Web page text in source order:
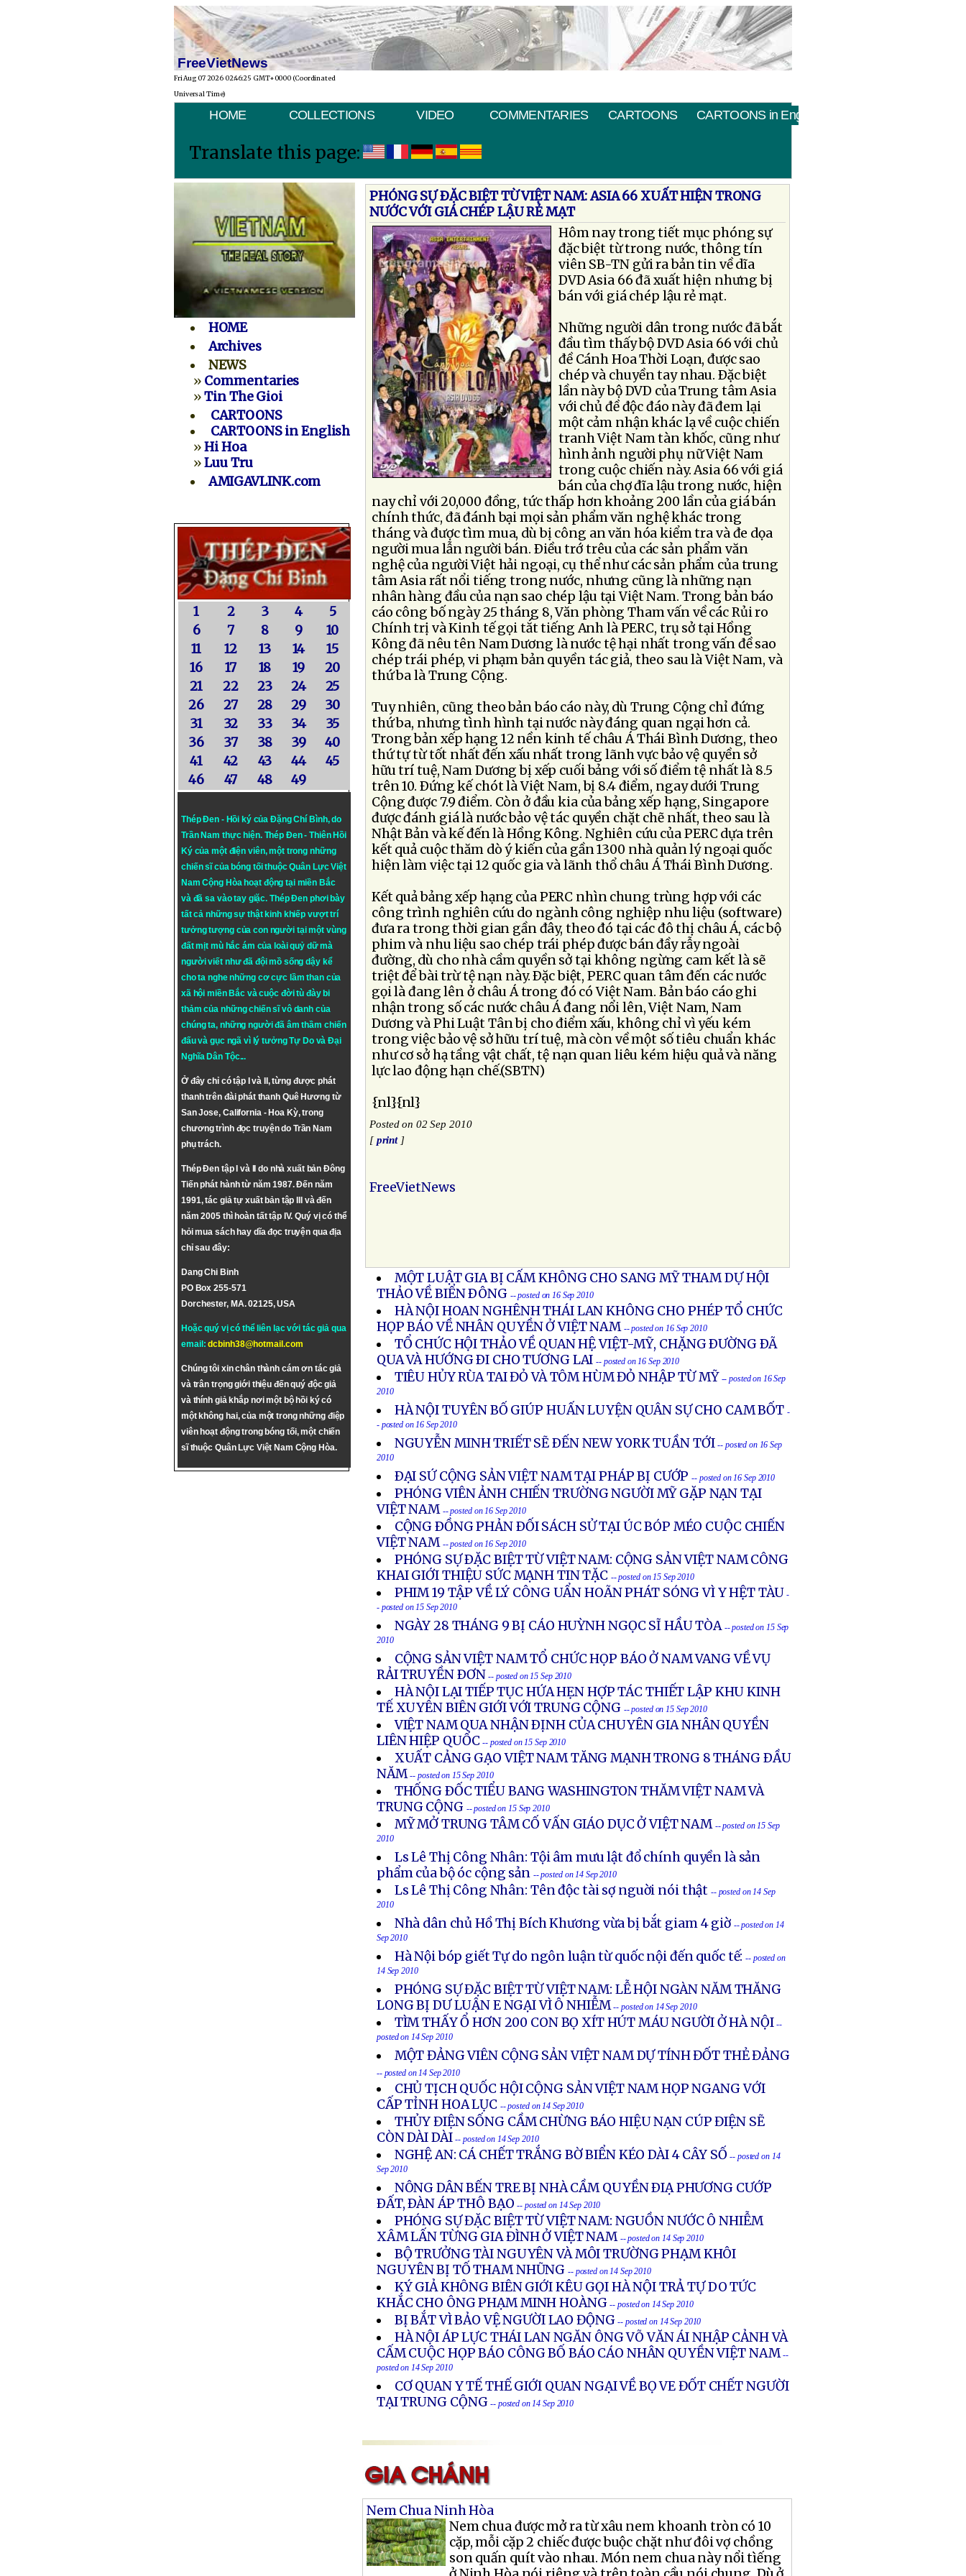
FreeVietNews
Fri Aug 07 2026 02:46:25 GMT+0000 (Coordinated
Universal Time)
HOME COLLECTIONS VIDEO COMMENTARIES CARTOONS CARTOONS in English
Translate this page:
HOME
Archives
NEWS
» Commentaries
»Tin The Gioi
CARTOONS
CARTOONS in English
»Hi Hoa
»Luu Tru
AMIGAVLINK.com
1 2 3 4
5
6
7 8 9
10
11
12 13 14
15
16
17 18 19
20
21
22 23 24
25
26
27 28 29
30
31
32 33 34
35
36
37 38 39
40
41
42 43 44
45
46
47 48 49
Thép Đen - Hồi ký của Đặng Chí Bình, do
Trần Nam thực hiện. Thép Đen- Thiên Hồi
Ký của một điện viên, một trong những
chiến sĩ của bóng tối thuộc Quân Lực Việt
Nam Cộng Hòa hoạt động tại miền Bắc
và đã sa vào tay giặc. Thép Đen phơi bày
tất cả những sự thật kinh khiếp vượt trí
tưởng tượng của con người tại một vùng
đất mịt mù hắc ám của loài quỷ dữ mà
người viết như đã đội mồ sống dậy kể
cho ta nghe những cơ cực lầm than của
xã hội miền Bắc và cuộc đời tù đày bi
thảm của những chiến sĩ vô danh của
chúng ta, những người đã âm thầm chiến
đấu và gục ngã vì lý tưởngTự DovàĐại
Nghĩa Dân Tộc...
Ở đây chỉ có tập I và II, từng được phát
thanh trên đài phát thanh Quê Hương từ
San Jose, California - Hoa Kỳ, trong
chương trình đọc truyện do Trần Nam
phụ trách.
Thép Đen tập I và II do nhà xuất bản Đông
Tiến phát hành từ năm 1987. Đến năm
1991, tác giả tự xuất bản tập III và đến
năm 2005 thì hoàn tất tập IV. Quý vị có thể
hỏi mua sách hay dĩa đọc truyện qua địa
chỉ sau đây:
Dang Chi Binh
PO Box 255-571
Dorchester, MA. 02125, USA
Hoặc quý vị có thể liên lạc với tác giả qua
email:dcbinh38@hotmail.com
Chúng tôi xin chân thành cám ơn tác giả
và trân trọng giới thiệu đến quý độc giả
và thính giả khắp nơi một bộ hồi ký có
một không hai, của một trong những điệp
viên hoạt động trong bóng tối, một chiến
sĩ thuộc Quân Lực Việt Nam Cộng Hòa.
PHÓNG SỰ ÐẶC BIỆT TỪ VIỆT NAM: ASIA 66 XUẤT HIỆN TRONG
NƯỚC VỚI GIÁ CHÉP LẬU RẺ MẠT
Hôm nay trong tiết mục phóng sự
đặc biệt từ trong nước, thông tín
viên SB-TN gửi ra bản tin về dĩa
DVD Asia 66 đã xuất hiện nhưng bị
bán với giá chép lậu rẻ mạt.
Những người dân trong nước đã bắt
đầu tìm thấy bộ DVD Asia 66 với chủ
đề Cánh Hoa Thời Loạn, được sao
chép và chuyền tay nhau. Ðặc biệt
lần này bộ DVD của Trung tâm Asia
với chủ đề độc đáo này đã đem lại
một cảm nhận khác lạ về cuộc chiến
tranh Việt Nam tàn khốc, cũng như
hình ảnh người phụ nữ Việt Nam
trong cuộc chiến này. Asia 66 với giá
bán của chợ đĩa lậu trong nước, hiện
nay chỉ với 20,000 đồng, tức thấp hơn khoảng 200 lần của giá bán
chính thức, đã đánh bại mọi sản phẩm văn nghệ khác trong
tháng và được tìm mua, dù bị công an văn hóa kiểm tra và đe dọa
người mua lẫn người bán. Ðiều trớ trêu của các sản phẩm văn
nghệ của người Việt hải ngoại, cụ thể như các sản phẩm của trung
tâm Asia rất nổi tiếng trong nước, nhưng cũng là những nạn
nhân hàng đầu của nạn sao chép lậu tại Việt Nam. Trong bản báo
cáo công bố ngày 25 tháng 8, Văn phòng Tham vấn về các Rủi ro
Chính trị và Kinh tế gọi tắt tiếng Anh là PERC, trụ sở tại Hồng
Kông đã nêu tên Nam Dương là nước tệ hại nhất trong vấn đề sao
chép trái phép, vi phạm bản quyền tác giả, theo sau là Việt Nam, và
thứ ba là Trung Cộng.
Tuy nhiên, cũng theo bản báo cáo này, dù Trung Cộng chỉ đứng
thứ ba, nhưng tình hình tại nước này đáng quan ngại hơn cả.
Trong bản xếp hạng 12 nền kinh tế châu Á Thái Bình Dương, theo
thứ tự từ tốt nhất đến xấu nhất trong lãnh vực bảo vệ quyền sở
hữu trí tuệ, Nam Dương bị xếp cuối bảng với số điểm tệ nhất là 8.5
trên 10. Ðứng kế chót là Việt Nam, bị 8.4 điểm, ngay dưới Trung
Cộng được 7.9 điểm. Còn ở đầu kia của bảng xếp hạng, Singapore
được đánh giá là nước bảo vệ tác quyền chặt chẽ nhất, theo sau là
Nhật Bản và kế đến là Hồng Kông. Nghiên cứu của PERC dựa trên
kết quả cuộc thăm dò ý kiến của gần 1300 nhà quản lý ngoại quốc
hiện làm việc tại 12 quốc gia và lãnh thổ châu Á Thái Bình Dương.
Kết quả bảng xếp hạng của PERC nhìn chung trùng hợp với các
công trình nghiên cứu do ngành công nghiệp nhu liệu (software)
đưa ra trong thời gian gần đây, theo đó tại các đô thị châu Á, các bộ
phim và nhu liệu sao chép trái phép được bán đầy rẫy ngoài
đường, dù cho nhà cầm quyền sở tại không ngừng cam kết là sẽ
triệt để bài trừ tệ nạn này. Ðặc biệt, PERC quan tâm đến các nước
gọi là đang lên ở châu Á trong đó có Việt Nam. Bản báo cáo ghi
nhận trong số các nước châu Á đang nổi lên, Việt Nam, Nam
Dương và Phi Luật Tân bị cho điểm xấu, không chỉ vì yếu kém
trong việc bảo vệ sở hữu trí tuệ, mà còn về một số tiêu chuẩn khác
như cơ sở hạ tầng vật chất, tệ nạn quan liêu kém hiệu quả và năng
lực lao động hạn chế.(SBTN)
{nl}{nl}
Posted on 02 Sep 2010
[print]
FreeVietNews
MỘT LUẬT GIA BỊ CẤM KHÔNG CHO SANG MỸ THAM DỰ HỘI
THẢO VỀ BIỂN ÐÔNG -- posted on 16 Sep 2010
HÀ NỘI HOAN NGHÊNH THÁI LAN KHÔNG CHO PHÉP TỔ CHỨC
HỌP BÁO VỀ NHÂN QUYỀN Ở VIỆT NAM -- posted on 16 Sep 2010
TỔ CHỨC HỘI THẢO VỀ QUAN HỆ VIỆT-MỸ, CHẶNG ÐƯỜNG ÐÃ
QUA VÀ HƯỚNG ÐI CHO TƯƠNG LAI-- posted on 16 Sep 2010
TIÊU HỦY RÙA TAI ĐỎ VÀ TÔM HÙM ĐỎ NHẬP TỪ MỸ -- posted on 16 Sep
2010
HÀ NỘI TUYÊN BỐ GIÚP HUẤN LUYỆN QUÂN SỰ CHO CAM BỐT -
- posted on 16 Sep 2010
NGUYỄN MINH TRIẾT SẼ ÐẾN NEW YORK TUẦN TỚI-- posted on 16 Sep
2010
ÐẠI SỨ CỘNG SẢN VIỆT NAM TẠI PHÁP BỊ CƯỚP -- posted on 16 Sep 2010
PHÓNG VIÊN ẢNH CHIẾN TRƯỜNG NGƯỜI MỸ GẶP NẠN TẠI
VIỆT NAM -- posted on 16 Sep 2010
CỘNG ÐỒNG PHẢN ÐỐI SÁCH SỬ TẠI ÚC BÓP MÉO CUỘC CHIẾN
VIỆT NAM -- posted on 16 Sep 2010
PHÓNG SỰ ÐẶC BIỆT TỪ VIỆT NAM: CỘNG SẢN VIỆT NAM CÔNG
KHAI GIỚI THIỆU SỨC MẠNH TIN TẶC -- posted on 15 Sep 2010
PHIM 19 TẬP VỀ LÝ CÔNG UẨN HOÃN PHÁT SÓNG VÌ Y HỆT TÀU -
- posted on 15 Sep 2010
NGÀY 28 THÁNG 9 BỊ CÁO HUỲNH NGỌC SĨ HẦU TÒA -- posted on 15 Sep
2010
CỘNG SẢN VIỆT NAM TỔ CHỨC HỌP BÁO Ở NAM VANG VỀ VỤ
RẢI TRUYỀN ÐƠN -- posted on 15 Sep 2010
HÀ NỘI LẠI TIẾP TỤC HỨA HẸN HỢP TÁC THIẾT LẬP KHU KINH
TẾ XUYÊN BIÊN GIỚI VỚI TRUNG CỘNG -- posted on 15 Sep 2010
VIỆT NAM QUA NHẬN ÐỊNH CỦA CHUYÊN GIA NHÂN QUYỀN
LIÊN HIỆP QUỐC-- posted on 15 Sep 2010
XUẤT CẢNG GẠO VIỆT NAM TĂNG MẠNH TRONG 8 THÁNG ÐẦU
NĂM-- posted on 15 Sep 2010
THỐNG ÐỐC TIỂU BANG WASHINGTON THĂM VIỆT NAM VÀ
TRUNG CỘNG -- posted on 15 Sep 2010
MỸ MỞ TRUNG TÂM CỐ VẤN GIÁO DỤC Ở VIỆT NAM -- posted on 15 Sep
2010
Ls Lê Thị Công Nhân: Tội âm mưu lật đổ chính quyền là sản
phẩm của bộ óc cộng sản -- posted on 14 Sep 2010
Ls Lê Thị Công Nhân: Tên độc tài sợ nguời nói thật -- posted on 14 Sep
2010
Nhà dân chủ Hồ Thị Bích Khương vừa bị bắt giam 4 giờ -- posted on 14
Sep 2010
Hà Nội bóp giết Tự do ngôn luận từ quốc nội đến quốc tế: -- posted on
14 Sep 2010
PHÓNG SỰ ĐẶC BIỆT TỪ VIỆT NAM: LỄ HỘI NGÀN NĂM THĂNG
LONG BỊ DƯ LUẬN E NGẠI VÌ Ô NHIỄM -- posted on 14 Sep 2010
TÌM THẤY Ổ HƠN 200 CON BỌ XÍT HÚT MÁU NGƯỜI Ở HÀ NỘI --
posted on 14 Sep 2010
MỘT ĐẢNG VIÊN CỘNG SẢN VIỆT NAM DỰ TÍNH ĐỐT THẺ ĐẢNG
-- posted on 14 Sep 2010
CHỦ TỊCH QUỐC HỘI CỘNG SẢN VIỆT NAM HỌP NGANG VỚI
CẤP TỈNH HOA LỤC -- posted on 14 Sep 2010
THỦY ĐIỆN SỐNG CẦM CHỪNG BÁO HIỆU NẠN CÚP ĐIỆN SẼ
CÒN DÀI DÀI-- posted on 14 Sep 2010
NGHỆ AN: CÁ CHẾT TRẮNG BỜ BIỂN KÉO DÀI 4 CÂY SỐ-- posted on 14
Sep 2010
NÔNG DÂN BẾN TRE BỊ NHÀ CẦM QUYỀN ÐIẠ PHƯƠNG CƯỚP
ÐẤT, ÐÀN ÁP THÔ BẠO -- posted on 14 Sep 2010
PHÓNG SỰ ĐẶC BIỆT TỪ VIỆT NAM: NGUỒN NƯỚC Ô NHIỄM
XÂM LẤN TỪNG GIA ĐÌNH Ở VIỆT NAM -- posted on 14 Sep 2010
BỘ TRƯỞNG TÀI NGUYÊN VÀ MÔI TRƯỜNG PHẠM KHÔI
NGUYÊN BỊ TỐ THAM NHŨNG -- posted on 14 Sep 2010
KÝ GIẢ KHÔNG BIÊN GIỚI KÊU GỌI HÀ NỘI TRẢ TỰ DO TỨC
KHẮC CHO ÔNG PHẠM MINH HOÀNG-- posted on 14 Sep 2010
BỊ BẮT VÌ BẢO VỆ NGƯỜI LAO ĐỘNG-- posted on 14 Sep 2010
HÀ NỘI ÁP LỰC THÁI LAN NGĂN ÔNG VÕ VĂN ÁI NHẬP CẢNH VÀ
CẤM CUỘC HỌP BÁO CÔNG BỐ BÁO CÁO NHÂN QUYỀN VIỆT NAM --
posted on 14 Sep 2010
CƠ QUAN Y TẾ THẾ GIỚI QUAN NGẠI VỀ BỌ VE ĐỐT CHẾT NGƯỜI
TẠI TRUNG CỘNG-- posted on 14 Sep 2010
Nem Chua Ninh Hòa
Nem chua được mở ra từ xâu nem khoanh tròn có 10
cặp, mỗi cặp 2 chiếc được buộc chặt như đôi vợ chồng
son quấn quít vào nhau. Món nem chua này nổi tìếng